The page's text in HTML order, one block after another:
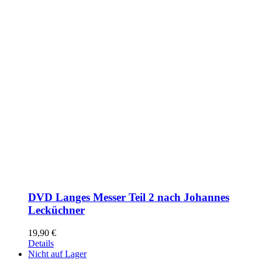
DVD Langes Messer Teil 2 nach Johannes
Lecküchner
19,90 €
Details
Nicht auf Lager